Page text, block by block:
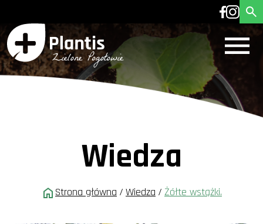
Wiedza
Strona główna / Wiedza / Żółte wstążki.